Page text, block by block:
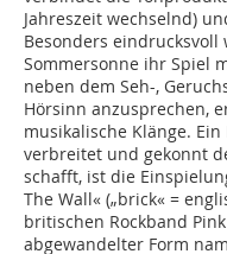
Jahreszeit wechselnd)
Besonders
Sommersonne ihr Spiel
neben dem Seh-,
Hörsinn anzusprechen,
musikalische Klänge.
verbreitet und gekonnt
schafft, ist die
The Wall« („brick« =
britischen Rockband
abgewandelter Form